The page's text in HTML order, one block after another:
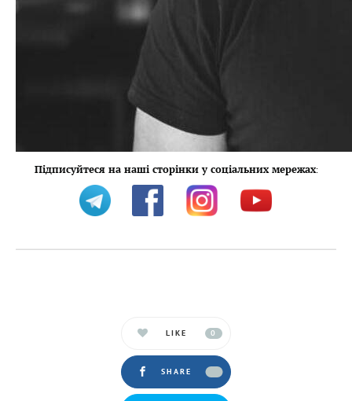
Підписуйтеся на наші сторінки у соціальних мережах:
LIKE 0
SHARE